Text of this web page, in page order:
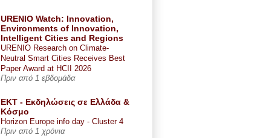
URENIO Watch: Innovation,
Environments of Innovation,
Intelligent Cities and Regions
URENIO Research on Climate-
Neutral Smart Cities Receives Best
Paper Award at HCII 2026
Πριν από 1 εβδομάδα
ΕΚΤ - Εκδηλώσεις σε Ελλάδα &
Κόσμο
Horizon Europe info day - Cluster 4
Πριν από 1 χρόνια